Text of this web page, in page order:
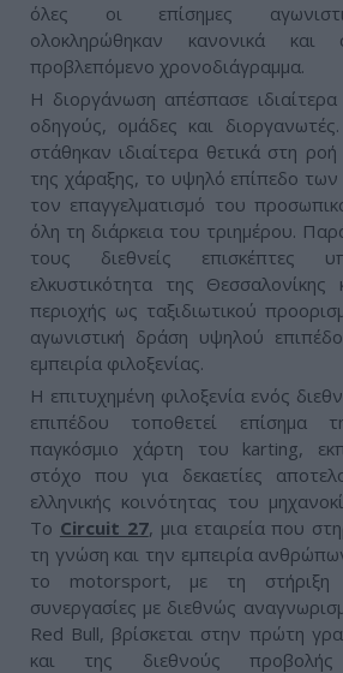
όλες οι επίσημες
ολοκληρώθηκαν κανονικά
προβλεπόμενο χρονοδιάγραμμα.
Η διοργάνωση απέσπασε
οδηγούς, ομάδες και
στάθηκαν ιδιαίτερα θετικά στη
της χάραξης, το υψηλό επίπεδο των
τον επαγγελματισμό του
όλη τη διάρκεια του τριημέρου.
τους διεθνείς επισκέπτες
ελκυστικότητα της Θεσσαλονίκης
περιοχής ως ταξιδιωτικού
αγωνιστική δράση υψηλού
εμπειρία φιλοξενίας.
Η επιτυχημένη φιλοξενία ενός
επιπέδου τοποθετεί επίσημα
παγκόσμιο χάρτη του karting,
στόχο που για δεκαετίες
ελληνικής κοινότητας του
Το Circuit 27, μια εταιρεία που
τη γνώση και την εμπειρία
το motorsport, με τη
συνεργασίες με διεθνώς
Red Bull, βρίσκεται στην πρώτη
και της διεθνούς